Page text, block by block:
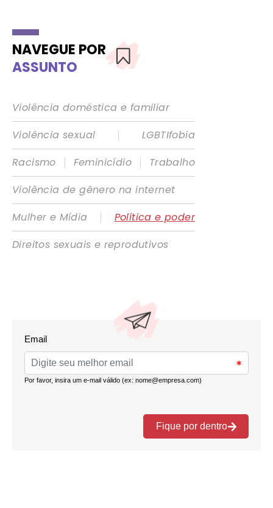
NAVEGUE POR
ASSUNTO
Violência doméstica e familiar
Violência sexual
|
LGBTIfobia
Racismo
| Feminicídio |
Trabalho
Violência de gênero na internet
Mulher e Mídia
|
Política e poder
Direitos sexuais e reprodutivos